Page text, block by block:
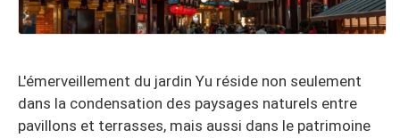
L'émerveillement du jardin Yu réside non seulement
dans la condensation des paysages naturels entre
pavillons et terrasses, mais aussi dans le patrimoine